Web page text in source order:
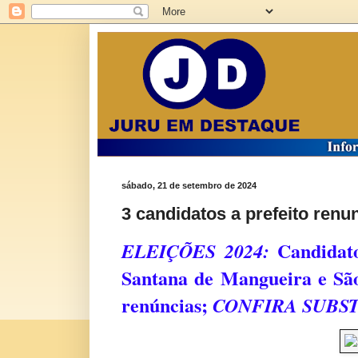
sábado, 21 de setembro de 2024
3 candidatos a prefeito
ELEIÇÕES 2024:
Santana de Mangueira e
renúncias; CONFIRA